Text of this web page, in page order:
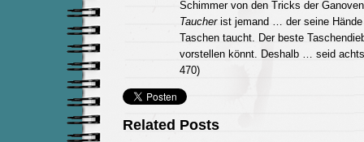
Schimmer von den Tricks der
Taucherist jemand … der seine Hände
Taschen taucht. Der beste
vorstellen könnt. Deshalb … seid
470)
Related Posts